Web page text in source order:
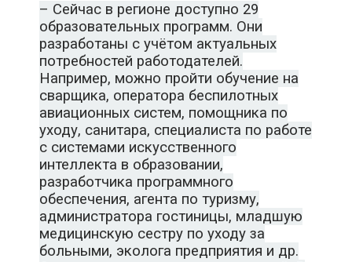
– Сейчас в регионе доступно 29
образовательных программ. Они
разработаны с учётом актуальных
потребностей работодателей.
Например, можно пройти обучение на
сварщика, оператора беспилотных
авиационных систем, помощника по
уходу, санитара, специалиста по работе
с системами искусственного
интеллекта в образовании,
разработчика программного
обеспечения, агента по туризму,
администратора гостиницы, младшую
медицинскую сестру по уходу за
больными, эколога предприятия и др.